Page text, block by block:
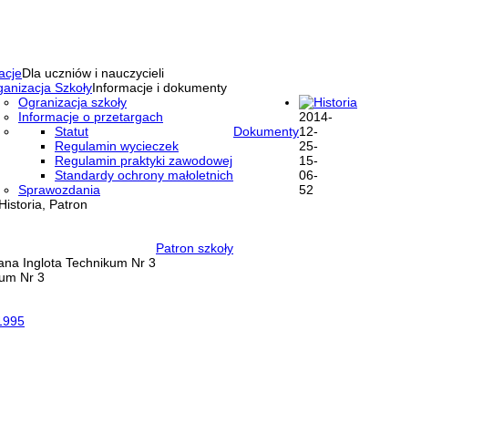
Dla uczniów i nauczycieli
SzkołyInformacje i dokumenty
Ogranizacja szkoły
Informacje o przetargach
Dokumenty
Statut
Regulamin wycieczek
Regulamin praktyki zawodowej
Standardy ochrony małoletnich
Sprawozdania
Historia
Historia, Patron
Patron szkoły
Inglota Technikum Nr 3
Nr 3